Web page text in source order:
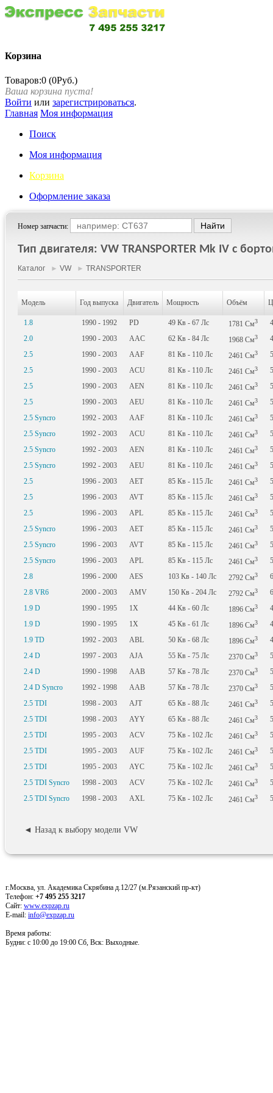
Корзина
Товаров:0 (0Руб.)
Ваша корзина пуста!
Войти или зарегистрироваться.
Главная Моя информация
Поиск
Моя информация
Корзина
Оформление заказа
Номер запчасти:
Тип двигателя: VW TRANSPORTER Mk IV c
Каталог ► VW ► TRANSPORTER
Модель Год выпуска Двигатель Мощность Объём
1.8 1990 - 1992 PD 49 Кв - 67 Лс 1781 См3
4
2.0
1990 - 2003 AAC 62 Кв - 84 Лс 1968 См3
4
2.5
1990 - 2003 AAF 81 Кв - 110 Лс 2461 См3
5
2.5
1990 - 2003 ACU 81 Кв - 110 Лс 2461 См3
5
2.5
1990 - 2003 AEN 81 Кв - 110 Лс 2461 См3
5
2.5
1990 - 2003 AEU 81 Кв - 110 Лс 2461 См3
5
2.5 Syncro
1992 - 2003 AAF 81 Кв - 110 Лс 2461 См3
5
2.5 Syncro
1992 - 2003 ACU 81 Кв - 110 Лс 2461 См3
5
2.5 Syncro
1992 - 2003 AEN 81 Кв - 110 Лс 2461 См3
5
2.5 Syncro
1992 - 2003 AEU 81 Кв - 110 Лс 2461 См3
5
2.5
1996 - 2003 AET 85 Кв - 115 Лс 2461 См3
5
2.5
1996 - 2003 AVT 85 Кв - 115 Лс 2461 См3
5
2.5
1996 - 2003 APL 85 Кв - 115 Лс 2461 См3
5
2.5 Syncro
1996 - 2003 AET 85 Кв - 115 Лс 2461 См3
5
2.5 Syncro
1996 - 2003 AVT 85 Кв - 115 Лс 2461 См3
5
2.5 Syncro
1996 - 2003 APL 85 Кв - 115 Лс 2461 См3
5
2.8
1996 - 2000 AES 103 Кв - 140 Лс 2792 См3
6
2.8 VR6
2000 - 2003 AMV 150 Кв - 204 Лс 2792 См3
6
1.9 D
1990 - 1995 1X 44 Кв - 60 Лс 1896 См3
4
1.9 D
1990 - 1995 1X 45 Кв - 61 Лс 1896 См3
4
1.9 TD
1992 - 2003 ABL 50 Кв - 68 Лс 1896 См3
4
2.4 D
1997 - 2003 AJA 55 Кв - 75 Лс 2370 См3
5
2.4 D
1990 - 1998 AAB 57 Кв - 78 Лс 2370 См3
5
2.4 D Syncro
1992 - 1998 AAB 57 Кв - 78 Лс 2370 См3
5
2.5 TDI
1998 - 2003 AJT 65 Кв - 88 Лс 2461 См3
5
2.5 TDI
1998 - 2003 AYY 65 Кв - 88 Лс 2461 См3
5
2.5 TDI
1995 - 2003 ACV 75 Кв - 102 Лс 2461 См3
5
2.5 TDI
1995 - 2003 AUF 75 Кв - 102 Лс 2461 См3
5
2.5 TDI
1995 - 2003 AYC 75 Кв - 102 Лс 2461 См3
5
2.5 TDI Syncro
1998 - 2003 ACV 75 Кв - 102 Лс 2461 См3
5
2.5 TDI Syncro
1998 - 2003 AXL 75 Кв - 102 Лс 2461 См3 5
◄ Назад к выбору модели VW
г.Москва, ул. Академика Скрябина д.12/27 (м.Рязанский пр-кт)
Телефон: +7 495 255 3217
Сайт: www.expzap.ru
E-mail: info@expzap.ru
Время работы:
Будни: c 10:00 до 19:00 Сб, Вск: Выходные.